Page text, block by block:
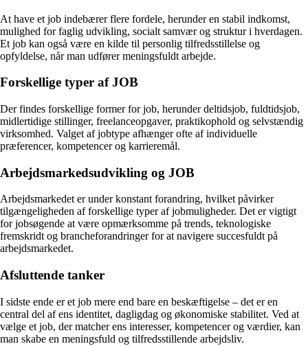
At have et job indebærer flere fordele, herunder en stabil indkomst,
mulighed for faglig udvikling, socialt samvær og struktur i hverdagen.
Et job kan også være en kilde til personlig tilfredsstillelse og
opfyldelse, når man udfører meningsfuldt arbejde.
Forskellige typer af JOB
Der findes forskellige former for job, herunder deltidsjob, fuldtidsjob,
midlertidige stillinger, freelanceopgaver, praktikophold og selvstændig
virksomhed. Valget af jobtype afhænger ofte af individuelle
præferencer, kompetencer og karrieremål.
Arbejdsmarkedsudvikling og JOB
Arbejdsmarkedet er under konstant forandring, hvilket påvirker
tilgængeligheden af forskellige typer af jobmuligheder. Det er vigtigt
for jobsøgende at være opmærksomme på trends, teknologiske
fremskridt og brancheforandringer for at navigere succesfuldt på
arbejdsmarkedet.
Afsluttende tanker
I sidste ende er et job mere end bare en beskæftigelse – det er en
central del af ens identitet, dagligdag og økonomiske stabilitet. Ved at
vælge et job, der matcher ens interesser, kompetencer og værdier, kan
man skabe en meningsfuld og tilfredsstillende arbejdsliv.